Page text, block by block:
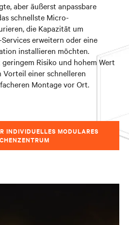
aber äußerst anpassbare
schnellste Micro-
die Kapazität um
erweitern oder eine
installieren möchten.
Risiko und hohem Wert
Vorteil einer schnelleren
Montage vor Ort.
INDIVIDUELLES MODULARES